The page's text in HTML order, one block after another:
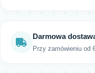
Darmowa
Przy zamówieniu od